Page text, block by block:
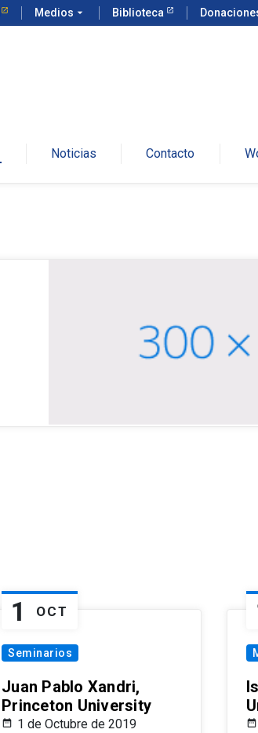
Medios arrow_drop_down Biblioteca
Noticias Contacto
1 OCT
Seminarios
Juan Pablo Xandri,
Princeton University
1 de Octubre de 2019